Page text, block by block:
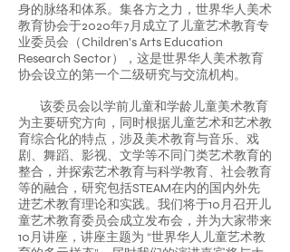
身的脉络和体系。集各方之力，世界华人美术
教育协会于2020年7月成立了儿童艺术教育专
业委员会（Children's Arts Education
Research Sector），这是世界华人美术教育
协会设立的第一个二级研究与交流机构。
该委员会以学前儿童和学龄儿童美术教育
为主要研究方向，同时根据儿童艺术和艺术教
育综合化的特点，涉及美术教育与音乐、戏
剧、舞蹈、影视、文学等不同门类艺术教育的
整合，并探索艺术教育与科学教育、社会教育
等的融合，研究包括STEAM在内的国内外先
进艺术教育理论和实践。我们将于10月召开儿
童艺术教育委员会成立发布会，并为大家带来
10月讲座，讲座主题为 “世界华人儿童艺术教